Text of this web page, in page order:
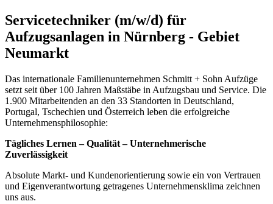
Servicetechniker (m/w/d) für
Aufzugsanlagen in Nürnberg - Gebiet
Neumarkt
Das internationale Familienunternehmen Schmitt + Sohn Aufzüge
setzt seit über 100 Jahren Maßstäbe in Aufzugsbau und Service. Die
1.900 Mitarbeitenden an den 33 Standorten in Deutschland,
Portugal, Tschechien und Österreich leben die erfolgreiche
Unternehmensphilosophie:
Tägliches Lernen – Qualität – Unternehmerische
Zuverlässigkeit
Absolute Markt- und Kundenorientierung sowie ein von Vertrauen
und Eigenverantwortung getragenes Unternehmensklima zeichnen
uns aus.